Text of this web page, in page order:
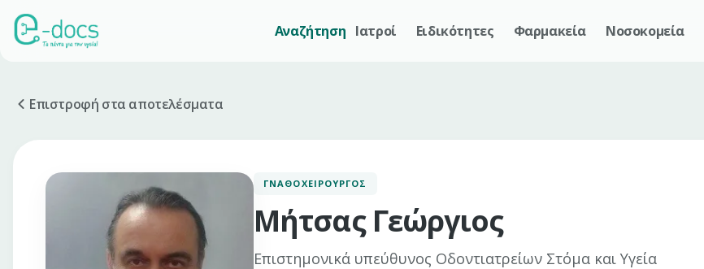
Αναζήτηση Ιατροί Ειδικότητες Φαρμακεία Νοσοκομεία
Επιστροφή στα αποτελέσματα
ΓΝΑΘΟΧΕΙΡΟΥΡΓΌΣ
Μήτσας Γεώργιος
Επιστημονικά υπεύθυνος Οδοντιατρείων Στόμα και Υγεία